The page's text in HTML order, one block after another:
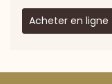
Acheter en ligne